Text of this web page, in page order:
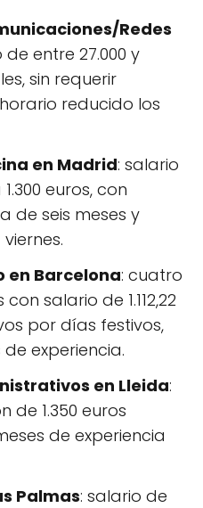
Redes
de entre 27.000 y
sin requerir
reducido los
en Madrid: salario
euros, con
de seis meses y
en Barcelona: cuatro
salario de 1.112,22
por días festivos,
experiencia.
en Lleida:
de 1.350 euros
de experiencia
Palmas: salario de